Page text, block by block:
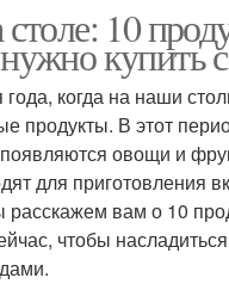
10
купить
когда на наши
продукты. В этот
овощи и
для приготовления
расскажем вам о 10
чтобы